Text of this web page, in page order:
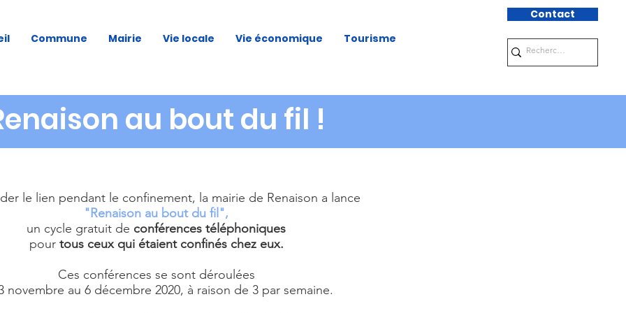
Commune Mairie Vie locale Vie économique Tourisme
Contact
au bout du fil !
le lien pendant le confinement, la mairie de Renaison a lance
"Renaison au bout du fil",
un cycle gratuit de conférences téléphoniques
pour tous ceux qui étaient confinés chez eux.
Ces conférences se sont déroulées
novembre au 6 décembre 2020, à raison de 3 par semaine.